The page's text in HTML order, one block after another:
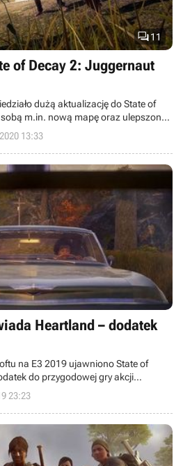
11
of Decay 2: Juggernaut
dużą aktualizację do State of
m.in. nową mapę oraz ulepszoną
w końcu pojawi się na Steamie.
13:33
Heartland – dodatek
na E3 2019 ujawniono State of
do przygodowej gry akcji
DLC jest już dostępne na
23:23